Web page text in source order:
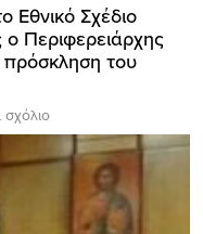
Εθνικό Σχέδιο
Περιφερειάρχης
του